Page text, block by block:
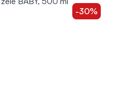
-30%